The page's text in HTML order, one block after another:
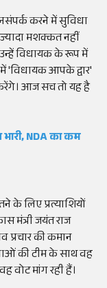
करने में सुविधा
मशक्कत नहीं
विधायक के रूप में
'विधायक आपके द्वार'
आज सच तो यह है
NDA का कम
के लिए प्रत्याशियों
मंत्री जयंत राज
प्रचार की कमान
की टीम के साथ वह
वोट मांग रही हैं।